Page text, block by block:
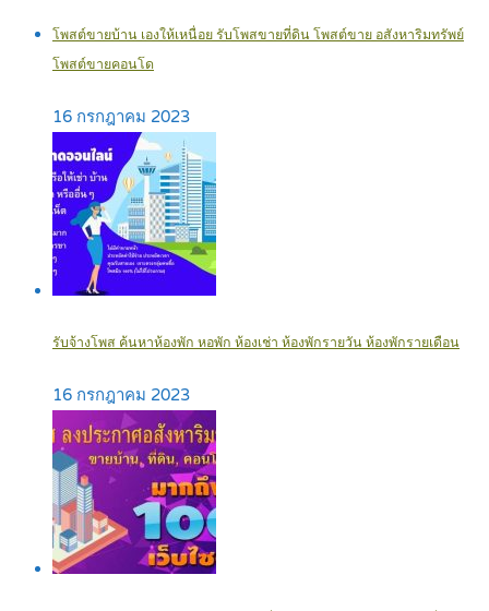
โพสต์ขายบ้าน เองให้เหนื่อย รับโพสขายที่ดิน โพสต์ขาย อสังหาริมทรัพย์
โพสต์ขายคอนโด
16 กรกฎาคม 2023
รับจ้างโพส ค้นหาห้องพัก หอพัก ห้องเช่า ห้องพักรายวัน ห้องพักรายเดือน
16 กรกฎาคม 2023